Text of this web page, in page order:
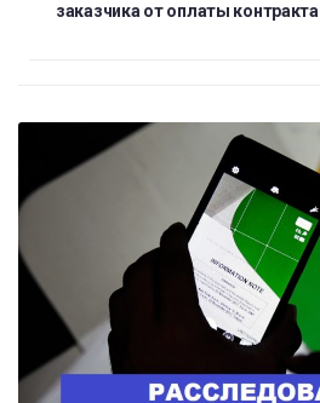
заказчика от оплаты контракта